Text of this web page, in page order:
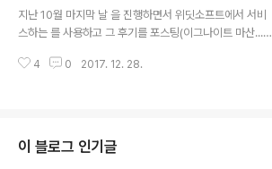
이 저렴한 Transcend JetDrive SD 카드를 구입하여
저장 공간으로 사용하는 방법을 선택하였습니다. 하지만
성가신 일들이 자주 생겼습니다. 애플에서 만든 맥 제품들
지난 10월 마지막 날 을 진행하면서 위딧소프트에서 서비
스하는 를 사용하고 그 후기를 포스팅(이그나이트 마산...쌍
에게 '실시간 소통이 아주 좋았다'는 긍정적인 평가를 받았
사용했던 에 원탁토론에서 활용할 수 있는 몇 가지 기능이
더 있었으면 좋겠다는 제안을 하였습니다. 그랬더니 제작
4 0 2017. 12. 28.
이 블로그 인기글